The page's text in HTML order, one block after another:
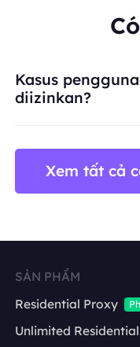
Kasus
diizinkan?
Xem tất cả
SẢN PHẨM
Residential Proxy
Unlimited